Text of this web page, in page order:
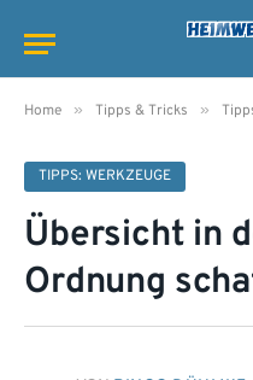
Home » Tipps & Tricks »
TIPPS: WERKZEUGE
Übersicht in
Ordnung